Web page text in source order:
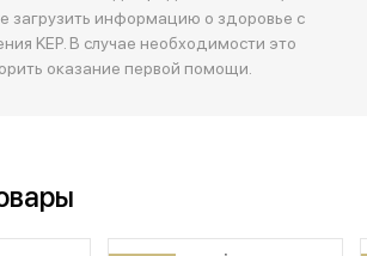
загрузить информацию о здоровье с
KEP. В случае необходимости это
оказание первой помощи.